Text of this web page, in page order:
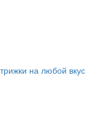
на любой вкус